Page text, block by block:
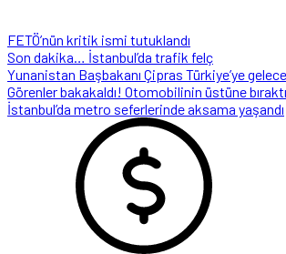
FETÖ’nün kritik ismi tutuklandı
Son dakika… İstanbul’da trafik felç
Yunanistan Başbakanı Çipras Türkiye’ye
Görenler bakakaldı! Otomobilinin üstüne
İstanbul’da metro seferlerinde aksama yaşandı